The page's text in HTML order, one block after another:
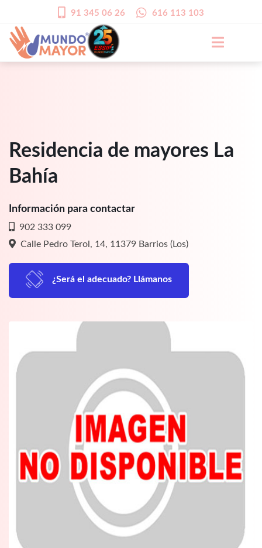
91 345 06 26 616 113 103
Residencia de mayores La
Bahía
Información para contactar
902 333 099
Calle Pedro Terol, 14, 11379 Barrios (Los)
¿Será el adecuado? Llámanos